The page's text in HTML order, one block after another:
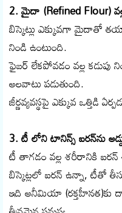
2. మైదా (Refined Flour)
బిస్కెట్లు ఎక్కువగా మైదాతో
నిండి ఉంటుంది.
ఫైబర్ లేకపోవడం వల్ల కడుపు
అలవాటు పడుతుంది.
జీర్ణవ్యవస్థపై ఎక్కువ ఒత్తిడి
3. టీ లోని టానిన్స్ ఐరన్‌ను
టీ తాగడం వల్ల శరీరానికి ఐరన్
బిస్కెట్లలో ఐరన్ ఉన్నా, టీతో
ఇది అనీమియా (రక్తహీనత)కు